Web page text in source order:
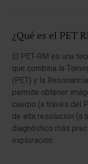
¿Qué es el PET
El PET-RM es una
que combina la
(PET) y la
permite obtener
cuerpo (a través del
de alta resolución (a
diagnóstico más
exploración.